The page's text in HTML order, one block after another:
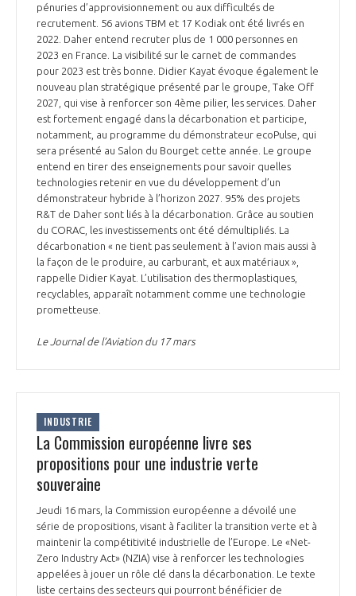
NOTRE HISTOIRE
L’ÉQUIPE DU GIFAS
NOS RÉSEAUX À L'INTERNATIONAL
GEADS
COMITÉ AERO PME
STARTAIR
COMMISSIONS ET COMITÉS
ACCOMPAGNEMENT DE NOS ADHÉRENTS
LES PROGRAMMES DU GIFAS
UN ÉCOSYSTÈME INTÉGRÉ ET COHÉRENT
POURQUOI DEVENIR MEMBRE ?
LA MÉDIATION
LA MÉDIATION DANS LA FILIÈRE AÉRONAUTIQUE ET SPATIALE
LE MÉDIATEUR DE LA FILIÈRE AÉRONAUTIQUE ET SPATIALE
MÉDIATION ET CHARTE D’ENGAGEMENT SUR LES RELATIONS ENTRE
CLIENTS ET FOURNISSEURS
LA MÉDIATION AU-DELÀ DE LA FILIÈRE AÉRONAUTIQUE ET SPATIALE
LE SALON DU BOURGET
L'OBSERVATOIRE
CHIFFRES CLÉS
LES ENJEUX
COMPÉTITIVITÉ
EMPLOI & FORMATION
ENVIRONNEMENT
INNOVATION
INTERNATIONALISATION
RAPPORTS D'ACTIVITÉS
pénuries d’approvisionnement ou aux difficultés de
recrutement. 56 avions TBM et 17 Kodiak ont été livrés en
2022. Daher entend recruter plus de 1 000 personnes en
2023 en France. La visibilité sur le carnet de commandes
pour 2023 est très bonne. Didier Kayat évoque également le
nouveau plan stratégique présenté par le groupe, Take Off
2027, qui vise à renforcer son 4ème pilier, les services. Daher
est fortement engagé dans la décarbonation et participe,
notamment, au programme du démonstrateur ecoPulse, qui
sera présenté au Salon du Bourget cette année. Le groupe
entend en tirer des enseignements pour savoir quelles
technologies retenir en vue du développement d’un
démonstrateur hybride à l’horizon 2027. 95% des projets
R&T de Daher sont liés à la décarbonation. Grâce au soutien
du CORAC, les investissements ont été démultipliés. La
décarbonation « ne tient pas seulement à l’avion mais aussi à
la façon de le produire, au carburant, et aux matériaux »,
rappelle Didier Kayat. L’utilisation des thermoplastiques,
recyclables, apparaît notamment comme une technologie
prometteuse.
Le Journal de l’Aviation du 17 mars
INDUSTRIE
La Commission européenne livre ses
propositions pour une industrie verte
souveraine
Jeudi 16 mars, la Commission européenne a dévoilé une
série de propositions, visant à faciliter la transition verte et à
maintenir la compétitivité industrielle de l’Europe. Le «Net-
Zero Industry Act» (NZIA) vise à renforcer les technologies
appelées à jouer un rôle clé dans la décarbonation. Le texte
liste certains des secteurs qui pourront bénéficier de
Découvrez les avantages d'adhérer au GIFAS.
Rencontres, salons, données sectorielles,
programmes ...
DEMANDE D’ADHÉSION